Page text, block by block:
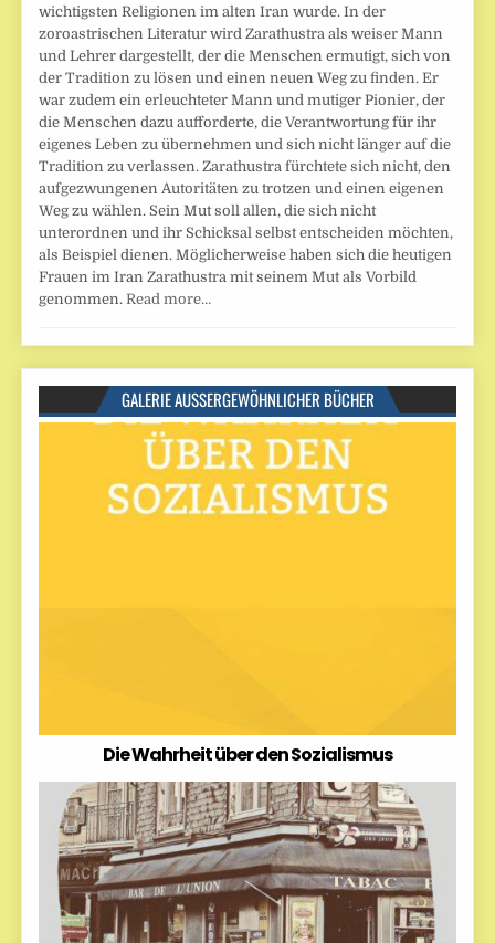
wichtigsten Religionen im alten Iran wurde. In der
zoroastrischen Literatur wird Zarathustra als weiser Mann
und Lehrer dargestellt, der die Menschen ermutigt, sich von
der Tradition zu lösen und einen neuen Weg zu finden. Er
war zudem ein erleuchteter Mann und mutiger Pionier, der
die Menschen dazu aufforderte, die Verantwortung für ihr
eigenes Leben zu übernehmen und sich nicht länger auf die
Tradition zu verlassen. Zarathustra fürchtete sich nicht, den
aufgezwungenen Autoritäten zu trotzen und einen eigenen
Weg zu wählen. Sein Mut soll allen, die sich nicht
unterordnen und ihr Schicksal selbst entscheiden möchten,
als Beispiel dienen. Möglicherweise haben sich die heutigen
Frauen im Iran Zarathustra mit seinem Mut als Vorbild
genommen. Read more…
GALERIE AUSSERGEWÖHNLICHER BÜCHER
Die Wahrheit über den Sozialismus